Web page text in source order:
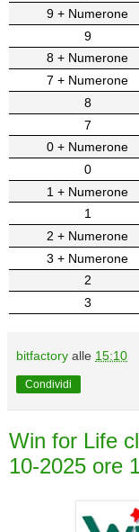
9 + Numerone
9
8 + Numerone
7 + Numerone
8
7
0 + Numerone
0
1 + Numerone
1
2 + Numerone
3 + Numerone
2
3
bitfactory alle 15:10
Condividi
Win for Life
10-2025 ore